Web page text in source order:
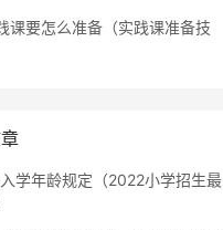
课要怎么准备（实践课准备技
学年龄规定（2022小学招生最